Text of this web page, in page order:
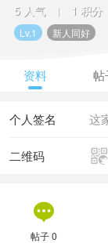
5 人气 | 1 积分
Lv.1 新人同好
资料 帖
这
个人签名

二维码

帖子 0